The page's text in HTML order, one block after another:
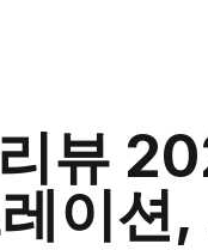
뷰
이션,